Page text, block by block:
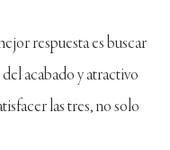
respuesta es buscar
acabado y atractivo
las tres, no solo